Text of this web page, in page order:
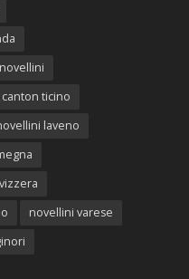
novellini
ticino
laveno
novellini varese